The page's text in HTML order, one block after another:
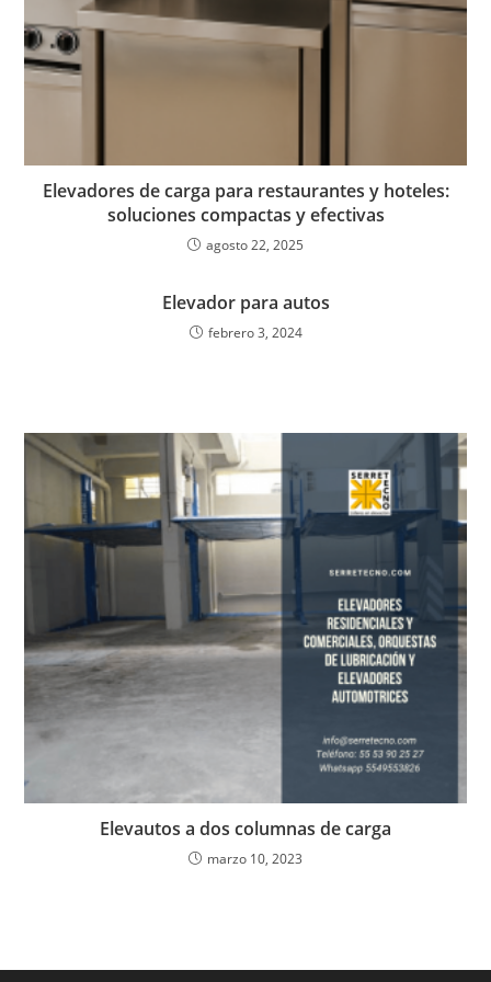
Elevadores de carga para restaurantes y hoteles:
soluciones compactas y efectivas
agosto 22, 2025
Elevador para autos
febrero 3, 2024
Elevautos a dos columnas de carga
marzo 10, 2023